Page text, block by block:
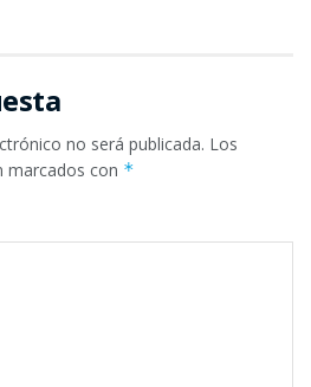
no será publicada. Los
marcados con *